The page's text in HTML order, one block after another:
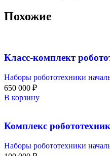
Похожие
Класс-комплект
Наборы робототехники
650 000 ₽
В корзину
Комплекс
Наборы робототехники